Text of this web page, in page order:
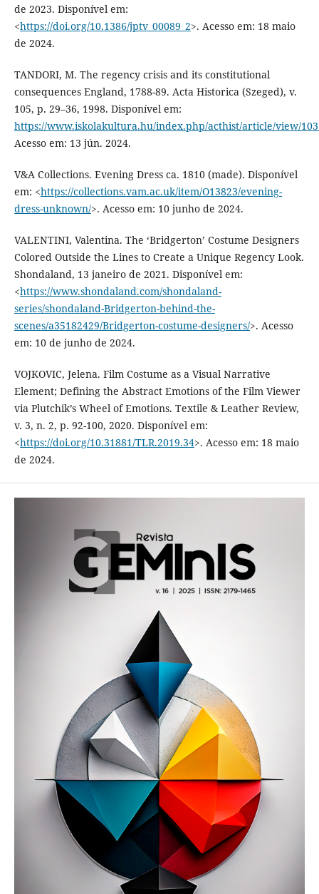
de 2023. Disponível em:
<https://doi.org/10.1386/jptv_00089_2>. Acesso em: 18 maio
de 2024.
TANDORI, M. The regency crisis and its constitutional
consequences England, 1788-89. Acta Historica (Szeged), v.
105, p. 29–36, 1998. Disponível em:
https://www.iskolakultura.hu/index.php/acthist/article/view/
Acesso em: 13 jún. 2024.
V&A Collections. Evening Dress ca. 1810 (made). Disponível
em: <https://collections.vam.ac.uk/item/O13823/evening-
dress-unknown/>. Acesso em: 10 junho de 2024.
VALENTINI, Valentina. The ‘Bridgerton’ Costume Designers
Colored Outside the Lines to Create a Unique Regency Look.
Shondaland, 13 janeiro de 2021. Disponível em:
<https://www.shondaland.com/shondaland-
series/shondaland-Bridgerton-behind-the-
scenes/a35182429/Bridgerton-costume-designers/>. Acesso
em: 10 de junho de 2024.
VOJKOVIC, Jelena. Film Costume as a Visual Narrative
Element; Defining the Abstract Emotions of the Film Viewer
via Plutchik’s Wheel of Emotions. Textile & Leather Review,
v. 3, n. 2, p. 92-100, 2020. Disponível em:
<https://doi.org/10.31881/TLR.2019.34>. Acesso em: 18 maio
de 2024.